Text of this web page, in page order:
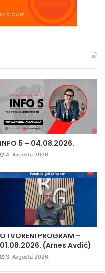
INFO 5 – 04.08.2026.
4. Avgusta 2026.
OTVORENI PROGRAM –
01.08.2026. (Arnes Avdić)
3. Avgusta 2026.